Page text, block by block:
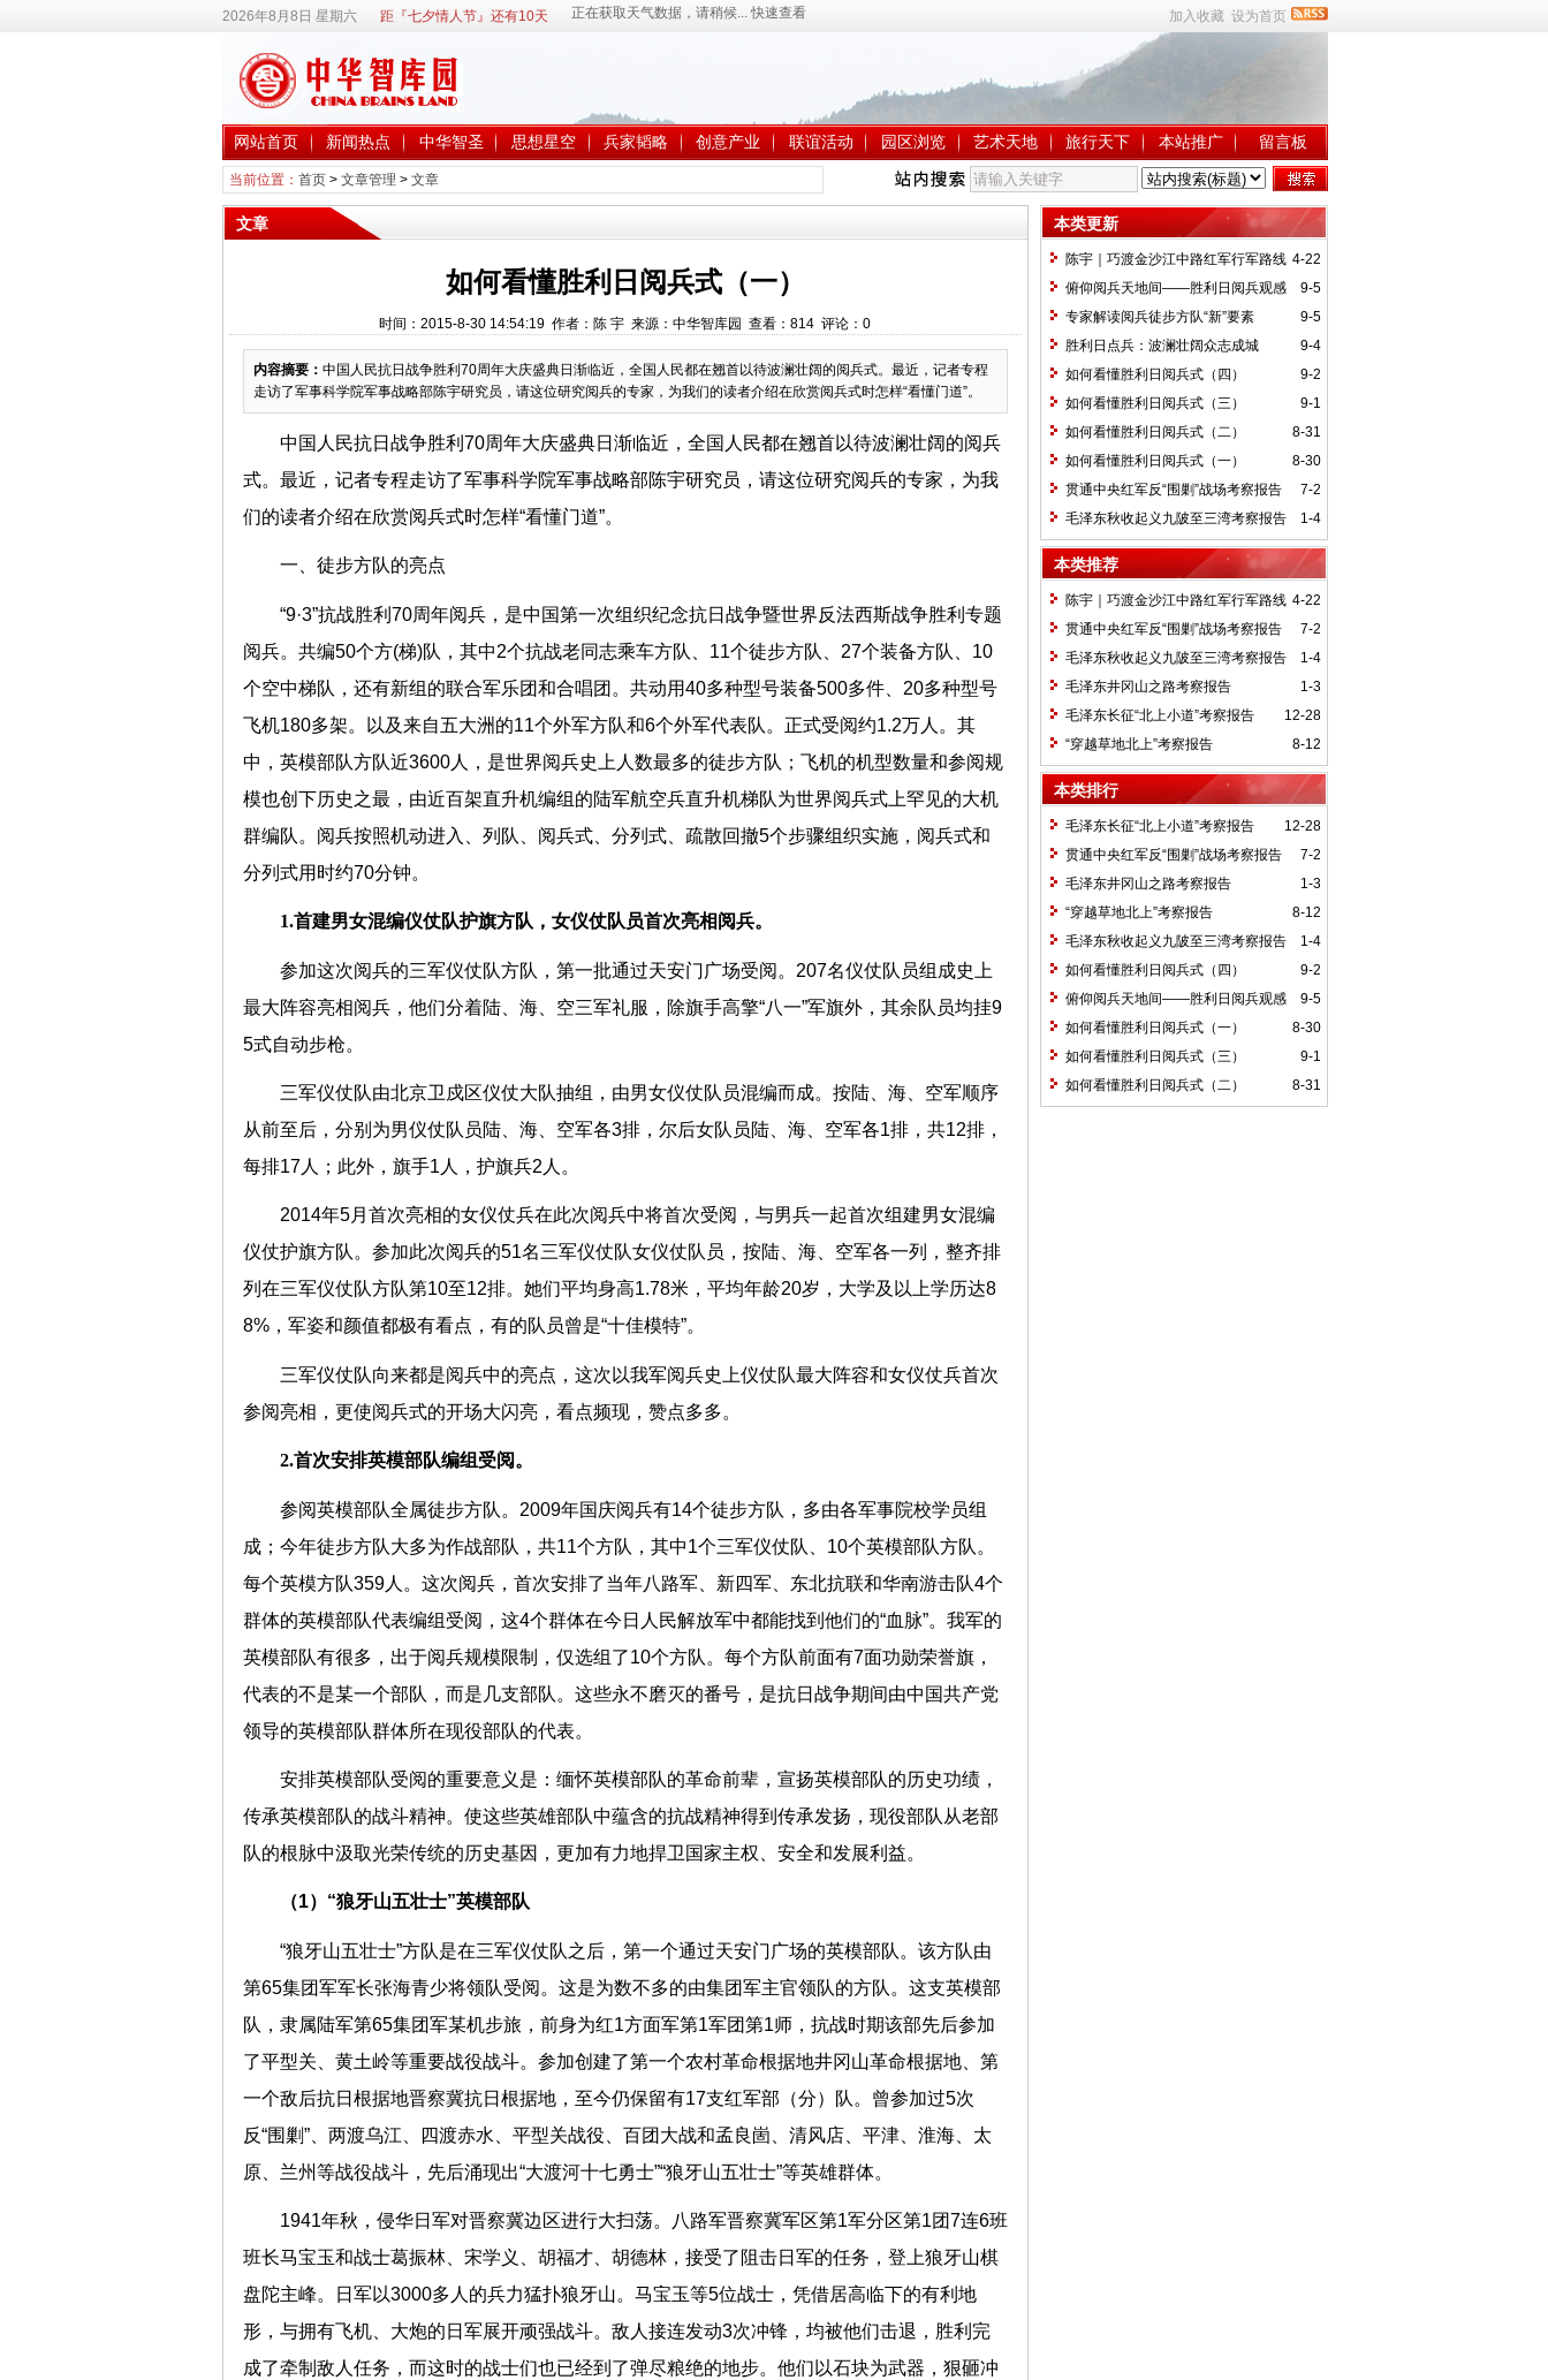
2026年8月8日 星期六 距『七夕情人节』还有10天 加入收藏 设为首页
网站首页 新闻热点 中华智圣 思想星空 兵家韬略 创意产业 联谊活动 园区浏览 艺术天地 旅行天下 本站推广 留言板
当前位置： 首页> 文章管理 > 文章
文章
如何看懂胜利日阅兵式（一）
时间：2015-8-30 14:54:19 作者：陈 宇 来源：中华智库园 查看： 814 评论： 0
内容摘要： 中国人民抗日战争胜利70周年大庆盛典日渐临近，全国人民都在翘首以待波澜壮阔的阅兵式。最近，记者专程
走访了军事科学院军事战略部陈宇研究员，请这位研究阅兵的专家，为我们的读者介绍在欣赏阅兵式时怎样“看懂门道”。
中国人民抗日战争胜利70周年大庆盛典日渐临近，全国人民都在翘首以待波澜壮阔的阅兵
式。最近，记者专程走访了军事科学院军事战略部陈宇研究员，请这位研究阅兵的专家，为我
们的读者介绍在欣赏阅兵式时怎样“看懂门道”。
一、徒步方队的亮点
“9·3”抗战胜利70周年阅兵，是中国第一次组织纪念抗日战争暨世界反法西斯战争胜利专题
阅兵。共编50个方(梯)队，其中2个抗战老同志乘车方队、11个徒步方队、27个装备方队、10
个空中梯队，还有新组的联合军乐团和合唱团。共动用40多种型号装备500多件、20多种型号
飞机180多架。以及来自五大洲的11个外军方队和6个外军代表队。正式受阅约1.2万人。其
中，英模部队方队近3600人，是世界阅兵史上人数最多的徒步方队；飞机的机型数量和参阅规
模也创下历史之最，由近百架直升机编组的陆军航空兵直升机梯队为世界阅兵式上罕见的大机
群编队。阅兵按照机动进入、列队、阅兵式、分列式、疏散回撤5个步骤组织实施，阅兵式和
分列式用时约70分钟。
1.首建男女混编仪仗队护旗方队，女仪仗队员首次亮相阅兵。
参加这次阅兵的三军仪仗队方队，第一批通过天安门广场受阅。207名仪仗队员组成史上
最大阵容亮相阅兵，他们分着陆、海、空三军礼服，除旗手高擎“八一”军旗外，其余队员均挂9
5式自动步枪。
三军仪仗队由北京卫戍区仪仗大队抽组，由男女仪仗队员混编而成。按陆、海、空军顺序
从前至后，分别为男仪仗队员陆、海、空军各3排，尔后女队员陆、海、空军各1排，共12排，
每排17人；此外，旗手1人，护旗兵2人。
2014年5月首次亮相的女仪仗兵在此次阅兵中将首次受阅，与男兵一起首次组建男女混编
仪仗护旗方队。参加此次阅兵的51名三军仪仗队女仪仗队员，按陆、海、空军各一列，整齐排
列在三军仪仗队方队第10至12排。她们平均身高1.78米，平均年龄20岁，大学及以上学历达8
8%，军姿和颜值都极有看点，有的队员曾是“十佳模特”。
三军仪仗队向来都是阅兵中的亮点，这次以我军阅兵史上仪仗队最大阵容和女仪仗兵首次
参阅亮相，更使阅兵式的开场大闪亮，看点频现，赞点多多。
2.首次安排英模部队编组受阅。
参阅英模部队全属徒步方队。2009年国庆阅兵有14个徒步方队，多由各军事院校学员组
成；今年徒步方队大多为作战部队，共11个方队，其中1个三军仪仗队、10个英模部队方队。
每个英模方队359人。这次阅兵，首次安排了当年八路军、新四军、东北抗联和华南游击队4个
群体的英模部队代表编组受阅，这4个群体在今日人民解放军中都能找到他们的“血脉”。我军的
英模部队有很多，出于阅兵规模限制，仅选组了10个方队。每个方队前面有7面功勋荣誉旗，
代表的不是某一个部队，而是几支部队。这些永不磨灭的番号，是抗日战争期间由中国共产党
领导的英模部队群体所在现役部队的代表。
安排英模部队受阅的重要意义是：缅怀英模部队的革命前辈，宣扬英模部队的历史功绩，
传承英模部队的战斗精神。使这些英雄部队中蕴含的抗战精神得到传承发扬，现役部队从老部
队的根脉中汲取光荣传统的历史基因，更加有力地捍卫国家主权、安全和发展利益。
（1）“狼牙山五壮士”英模部队
“狼牙山五壮士”方队是在三军仪仗队之后，第一个通过天安门广场的英模部队。该方队由
第65集团军军长张海青少将领队受阅。这是为数不多的由集团军主官领队的方队。这支英模部
队，隶属陆军第65集团军某机步旅，前身为红1方面军第1军团第1师，抗战时期该部先后参加
了平型关、黄土岭等重要战役战斗。参加创建了第一个农村革命根据地井冈山革命根据地、第
一个敌后抗日根据地晋察冀抗日根据地，至今仍保留有17支红军部（分）队。曾参加过5次
反“围剿”、两渡乌江、四渡赤水、平型关战役、百团大战和孟良崮、清风店、平津、淮海、太
原、兰州等战役战斗，先后涌现出“大渡河十七勇士”“狼牙山五壮士”等英雄群体。
1941年秋，侵华日军对晋察冀边区进行大扫荡。八路军晋察冀军区第1军分区第1团7连6班
班长马宝玉和战士葛振林、宋学义、胡福才、胡德林，接受了阻击日军的任务，登上狼牙山棋
盘陀主峰。日军以3000多人的兵力猛扑狼牙山。马宝玉等5位战士，凭借居高临下的有利地
形，与拥有飞机、大炮的日军展开顽强战斗。敌人接连发动3次冲锋，均被他们击退，胜利完
成了牵制敌人任务，而这时的战士们也已经到了弹尽粮绝的地步。他们以石块为武器，狠砸冲
本类更新
4-22
陈宇｜巧渡金沙江中路红军行军路线
考察报告
9-5
俯仰阅兵天地间——胜利日阅兵观感
9-5
专家解读阅兵徒步方队“新”要素
9-4
胜利日点兵：波澜壮阔众志成城
9-2
如何看懂胜利日阅兵式（四）
9-1
如何看懂胜利日阅兵式（三）
8-31
如何看懂胜利日阅兵式（二）
8-30
如何看懂胜利日阅兵式（一）
7-2
贯通中央红军反“围剿”战场考察报告
1-4
毛泽东秋收起义九陂至三湾考察报告
本类推荐
4-22
陈宇｜巧渡金沙江中路红军行军路线
考察报告
7-2
贯通中央红军反“围剿”战场考察报告
1-4
毛泽东秋收起义九陂至三湾考察报告
1-3
毛泽东井冈山之路考察报告
12-28
毛泽东长征“北上小道”考察报告
8-12
“穿越草地北上”考察报告
本类排行
12-28
毛泽东长征“北上小道”考察报告
7-2
贯通中央红军反“围剿”战场考察报告
1-3
毛泽东井冈山之路考察报告
8-12
“穿越草地北上”考察报告
1-4
毛泽东秋收起义九陂至三湾考察报告
9-2
如何看懂胜利日阅兵式（四）
9-5
俯仰阅兵天地间——胜利日阅兵观感
8-30
如何看懂胜利日阅兵式（一）
9-1
如何看懂胜利日阅兵式（三）
8-31
如何看懂胜利日阅兵式（二）